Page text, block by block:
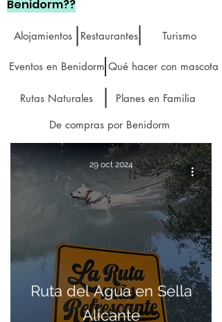
Benidorm??
Restaurantes Turismo
Alojamientos
Qué hacer con mascota
Eventos en Benidorm
Rutas Naturales
Planes en Familia
De compras por Benidorm
Ruta del Agua en Sella
Alicante
29 oct 2024